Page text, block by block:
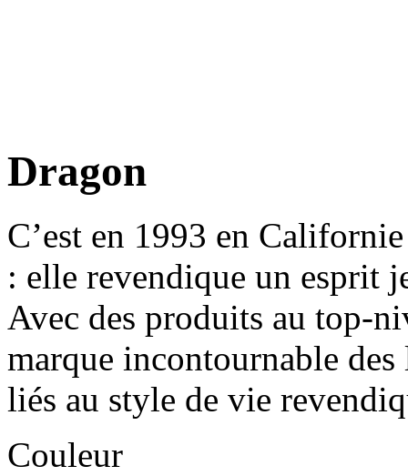
Dragon
C’est en 1993 en
: elle revendique un esprit
Avec des produits au top-
marque incontournable des
liés au style de vie
Couleur